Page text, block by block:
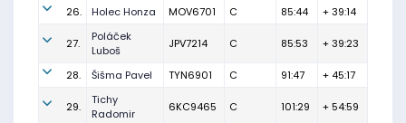
26. Holec Honza MOV6701 C 85:44 + 39:14
27.
Poláček
Luboš
JPV7214 C 85:53 + 39:23
28. Šišma Pavel TYN6901 C 91:47 + 45:17
29.
Tichy
Radomir
6KC9465 C 101:29 + 54:59